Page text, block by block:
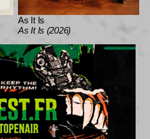
As It Is
As It Is (2026)